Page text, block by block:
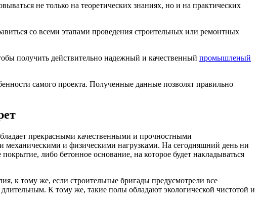
не только на теоретических знаниях, но и на практических
со всеми этапами проведения строительных или ремонтных
получить действительно надежный и качественный промышленый
самого проекта. Полученные данные позволят правильно
прекрасными качественными и прочностными
механическими и физическими нагрузками. На сегодняшний день ни
либо бетонное основание, на которое будет накладываться
к тому же, если строительные бригады предусмотрели все
К тому же, такие полы обладают экологической чистотой и